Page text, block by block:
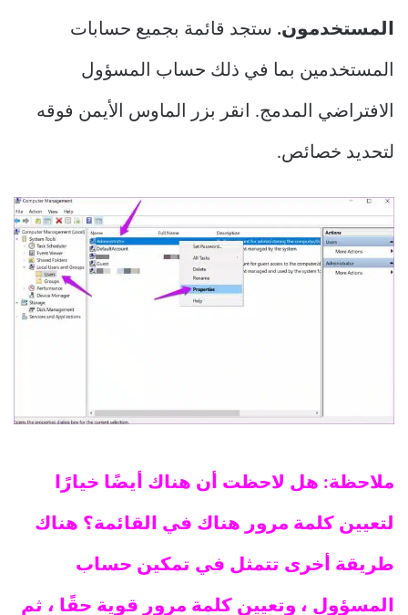
المستخدمون. ستجد قائمة بجميع حسابات
المستخدمين بما في ذلك حساب المسؤول
الافتراضي المدمج. انقر بزر الماوس الأيمن فوقه
لتحديد خصائص.
ملاحظة: هل لاحظت أن هناك أيضًا خيارًا
لتعيين كلمة مرور هناك في القائمة؟ هناك
طريقة أخرى تتمثل في تمكين حساب
المسؤول ، وتعيين كلمة مرور قوية حقًا ، ثم